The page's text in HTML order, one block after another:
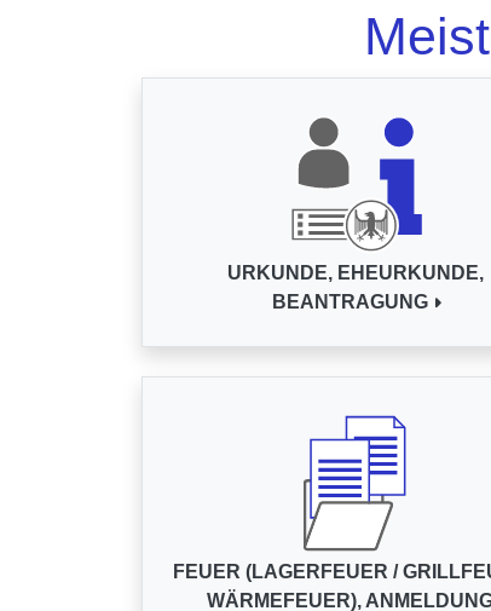
URKUNDE, EHEURKUNDE,
BEANTRAGUNG
FEUER (LAGERFEUER /
WÄRMEFEUER),